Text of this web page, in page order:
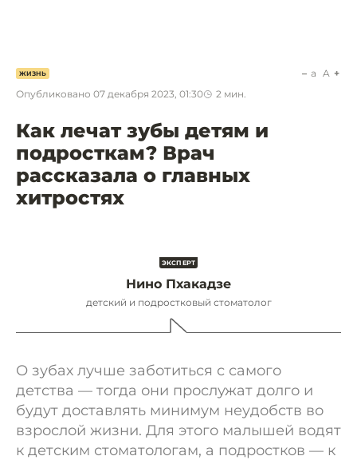
ЖИЗНЬ
Опубликовано 07 декабря 2023, 01:30 2 мин.
a A
Как лечат зубы детям и
подросткам? Врач
рассказала о главных
хитростях
Нино Пхакадзе
детский и подростковый стоматолог
О зубах лучше заботиться с самого
детства — тогда они прослужат долго и
будут доставлять минимум неудобств во
взрослой жизни. Для этого малышей водят
к детским стоматологам, а подростков — к